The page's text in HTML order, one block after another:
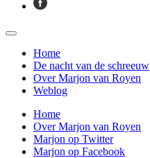
Home
De nacht van de schreeuw
Over Marjon van Royen
Weblog
Home
Over Marjon van Royen
Marjon op Twitter
Marjon op Facebook